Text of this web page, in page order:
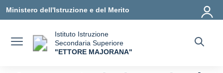
Ministero dell'Istruzione e del Merito
Istituto Istruzione
Secondaria Superiore
"ETTORE MAJORANA"